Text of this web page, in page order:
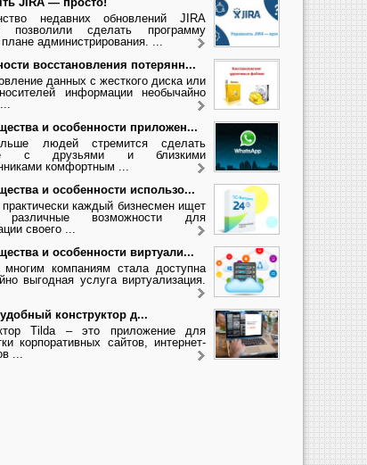
недавних обновлений JIRA
позволили сделать программу
администрирования. ...
восстановления потерянн...
данных с жесткого диска или
информации необычайно
и особенности приложен...
людей стремится сделать
с друзьями и близкими
комфортным ...
и особенности использо...
каждый бизнесмен ищет
возможности для
своего ...
и особенности виртуали...
многим компаниям стала доступна
выгодная услуга виртуализация.
конструктор д...
Tilda – это приложение для
корпоративных сайтов, интернет-
...